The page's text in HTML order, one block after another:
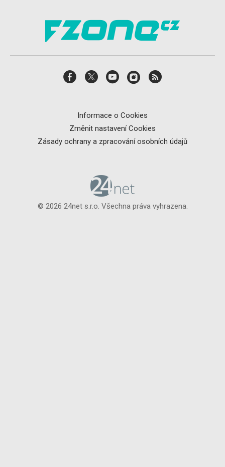
Informace o Cookies
Změnit nastavení Cookies
Zásady ochrany a zpracování osobních údajů
© 2026 24net s.r.o. Všechna práva vyhrazena.